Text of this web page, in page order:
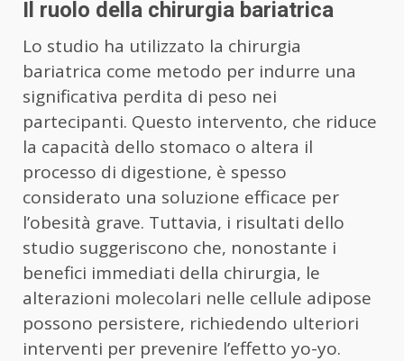
Il ruolo della chirurgia bariatrica
Lo studio ha utilizzato la chirurgia
bariatrica come metodo per indurre una
significativa perdita di peso nei
partecipanti. Questo intervento, che riduce
la capacità dello stomaco o altera il
processo di digestione, è spesso
considerato una soluzione efficace per
l’obesità grave. Tuttavia, i risultati dello
studio suggeriscono che, nonostante i
benefici immediati della chirurgia, le
alterazioni molecolari nelle cellule adipose
possono persistere, richiedendo ulteriori
interventi per prevenire l’effetto yo-yo.